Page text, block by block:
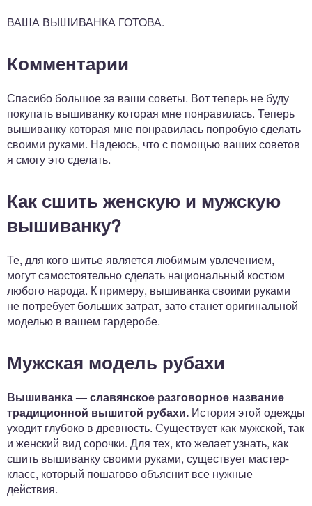
ВАША ВЫШИВАНКА ГОТОВА.
Комментарии
Спасибо большое за ваши советы. Вот теперь не буду
покупать вышиванку которая мне понравилась. Теперь
вышиванку которая мне понравилась попробую сделать
своими руками. Надеюсь, что с помощью ваших советов
я смогу это сделать.
Как сшить женскую и мужскую
вышиванку?
Те, для кого шитье является любимым увлечением,
могут самостоятельно сделать национальный костюм
любого народа. К примеру, вышиванка своими руками
не потребует больших затрат, зато станет оригинальной
моделью в вашем гардеробе.
Мужская модель рубахи
Вышиванка — славянское разговорное название
традиционной вышитой рубахи. История этой одежды
уходит глубоко в древность. Существует как мужской, так
и женский вид сорочки. Для тех, кто желает узнать, как
сшить вышиванку своими руками, существует мастер-
класс, который пошагово объяснит все нужные
действия.